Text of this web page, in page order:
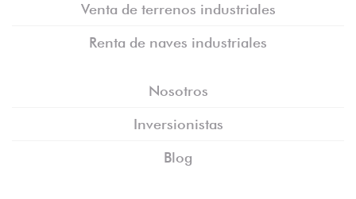
Venta de terrenos industriales
Renta de naves industriales
Nosotros
Inversionistas
Blog